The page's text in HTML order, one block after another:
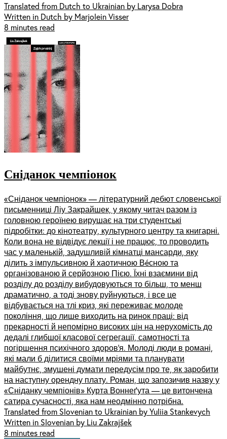
Translated from Dutch to Ukrainian by Larysa Dobra
Written in Dutch by Marjolein Visser
8 minutes read
Сніданок чемпіонок
«Сніданок чемпіонок» — літературний дебют словенської
письменниці Ліу Закрайшек, у якому читач разом із
головною героїнею вирушає на три студентські
підробітки: до кінотеатру, культурного центру та книгарні.
Коли вона не відвідує лекції і не працює, то проводить
час у маленькій, задушливій кімнатці мансарди, яку
ділить з імпульсивною й хаотичною Вéсною та
організованою й серйозною Пією. Їхні взаємини від
розділу до розділу вибудовуються то більш, то менш
драматично, а тоді знову руйнуються, і все це
відбувається на тлі криз, які переживає молоде
покоління, що лише виходить на ринок праці: від
прекарності й непомірно високих цін на нерухомість до
дедалі глибшої класової сегрегації, самотності та
погіршення психічного здоров’я. Молоді люди в романі,
які мали б ділитися своїми мріями та планувати
майбутнє, змушені думати передусім про те, як заробити
на наступну орендну плату. Роман, що запозичив назву у
«Сніданку чемпіонів» Курта Воннеґута — це витончена
сатира сучасності, яка нам неодмінно потрібна.
Translated from Slovenian to Ukrainian by Yuliia Stankevych
Written in Slovenian by Liu Zakrajšek
8 minutes read